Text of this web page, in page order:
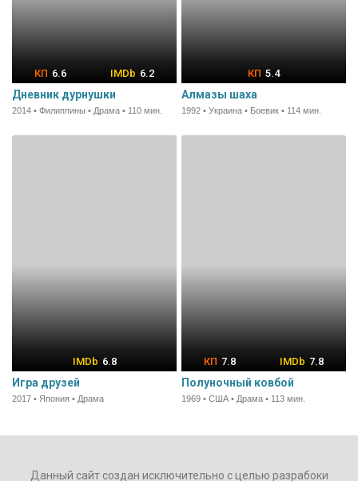
6.6 6.2
Дневник дурнушки
2014 • Филиппины • Драма • 110 мин.
5.4
Алмазы шаха
1992 • Украина • Боевик • 114 мин.
6.8
Игра друзей
2017 • Япония • Драма
7.8 7.8
Полуночный ковбой
1969 • США • Драма • 113 мин.
Данный сайт создан исключительно с целью разрабоки